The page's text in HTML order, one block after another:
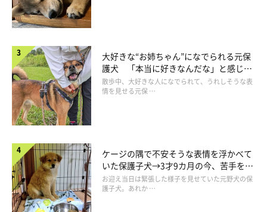
大好きな“お姉ちゃん”になでられる元保
護犬 「本当に好きなんだな」と感じる
表情にほっこり
散歩中、大好きな人になでられて、うれしそうな表
情を見せる元保 …
ケージの隅で不安そうな表情を浮かべて
いた保護子犬→3才9カ月の今、苦手を克
服し頼もしいコに成長！
お迎え当日は緊張した様子を見せていた元野犬の保
護子犬。あれか …